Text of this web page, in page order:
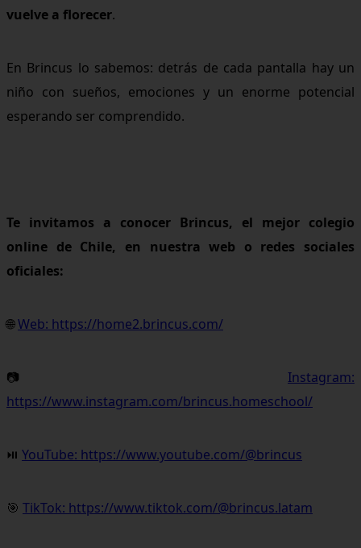
vuelve a florecer.
En Brincus lo sabemos: detrás de cada pantalla hay un
niño con sueños, emociones y un enorme potencial
esperando ser comprendido.
Te invitamos a conocer Brincus, el mejor colegio
online de Chile, en nuestra web o redes sociales
oficiales:
🌐Web: https://home2.brincus.com/
📷 Instagram:
https://www.instagram.com/brincus.homeschool/
⏯ YouTube: https://www.youtube.com/@brincus
🎯 TikTok: https://www.tiktok.com/@brincus.latam